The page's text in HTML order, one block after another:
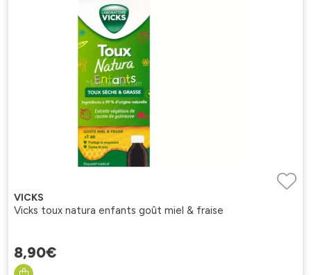
VICKS
Vicks toux natura enfants goût miel & fraise
8,90€